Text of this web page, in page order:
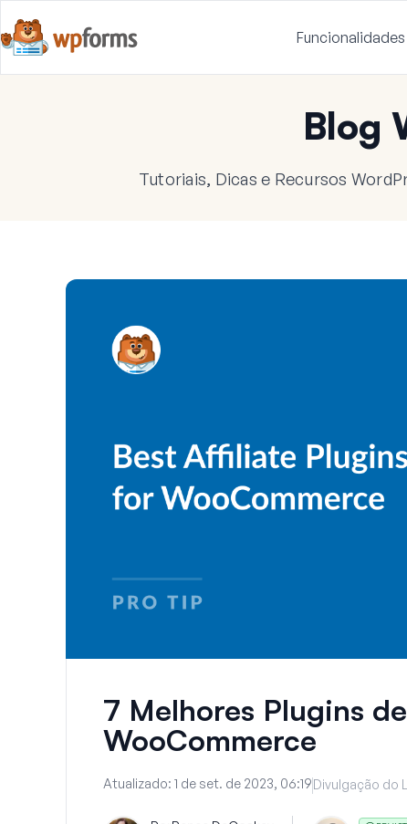
Funcionalidades
Blog
Tutoriais, Dicas e Recursos
7 Melhores Plugins
WooCommerce
Atualizado: 1 de set. de 2023, 06:19Divulgação do